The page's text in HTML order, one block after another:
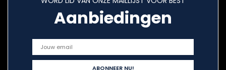
Aanbiedingen